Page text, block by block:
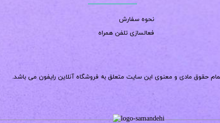
نحوه سفارش
فعالسازی تلفن همراه
حقوق مادی و معنوی این سایت متعلق به فروشگاه آنلاین رایفون می باشد.